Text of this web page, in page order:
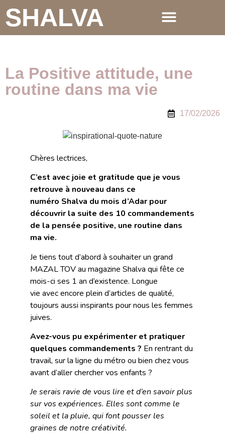
SHALVA
La Positive attitude, une
routine dans ma vie
17/02/2026
Chères lectrices,
C’est avec joie et gratitude que je vous
retrouve à nouveau dans ce
numéro Shalva du mois d’Adar pour
découvrir la suite des 10 commandements
de la pensée positive, une routine dans
ma vie.
Je tiens tout d’abord à souhaiter un grand
MAZAL TOV au magazine Shalva qui fête ce
mois-ci ses 1 an d’existence. Longue
vie avec encore plein d’articles de qualité,
toujours aussi inspirants pour nous les femmes
juives.
Avez-vous pu expérimenter et pratiquer
quelques commandements ? En rentrant du
travail, sur la ligne du métro ou bien chez vous
avant d’aller chercher vos enfants ?
Je serais ravie de vous lire et d’en savoir plus
sur vos expériences. Elles sont comme le
soleil et la pluie, qui font pousser les
graines de notre créativité.